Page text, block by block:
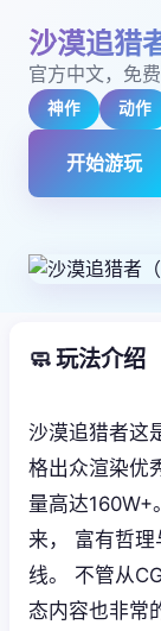
沙漠追猎
官方中文，免
神作 动作
开始游玩
🧼 玩法介绍
沙漠追猎者这
格出众渲染优
量高达160W+
来， 富有哲
线。 不管从
态内容也非常